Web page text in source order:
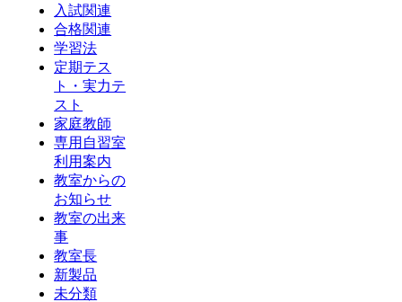
入試関連
合格関連
学習法
定期テス
ト・実力テ
スト
家庭教師
専用自習室
利用案内
教室からの
お知らせ
教室の出来
事
教室長
新製品
未分類